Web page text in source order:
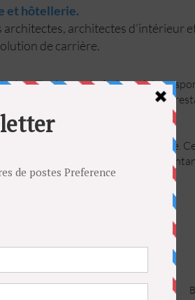
et hôtellerie.
architectes d’intérieur
de carrière.
d’intérieur, chefs de projets,
en architecture, retail, hôtellerie,
Île-de-France et partout en France.
déposer une candidature